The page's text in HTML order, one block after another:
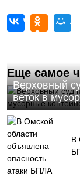
Еще самое
Верховный
веток в
В